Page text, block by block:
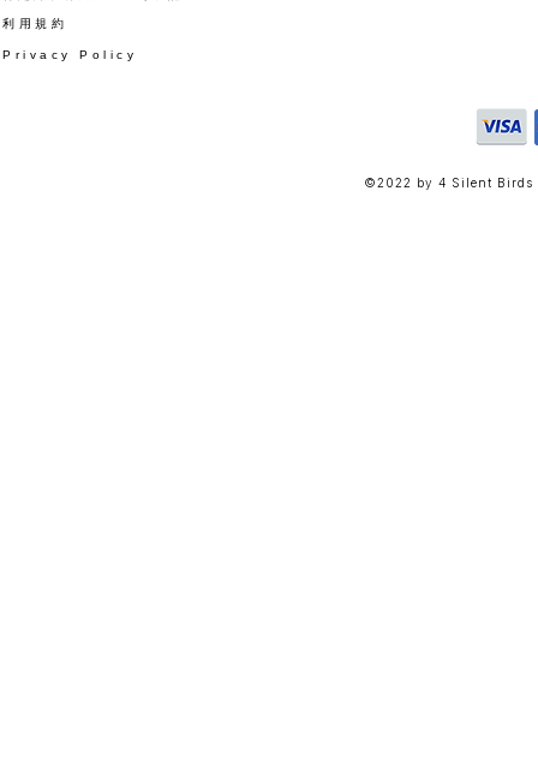
​利用規約
Privacy Policy
©2022 by 4 Silent Birds